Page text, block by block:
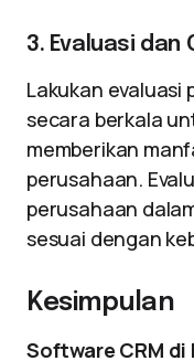
3. Evaluasi dan
Lakukan evaluasi
secara berkala
memberikan
perusahaan.
perusahaan
sesuai dengan
Kesimpulan
Software CRM